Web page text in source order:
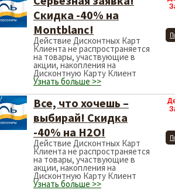
Скидка -40% на
Montblanc!
Действие Дисконтных Карт
Клиента не распространяется
на товары, участвующие в
акции, накопления на
Дисконтную Карту Клиент
Узнать больше >>
Все, что хочешь –
выбирай! Скидка
-40% на H2O!
Действие Дисконтных Карт
Клиента не распространяется
на товары, участвующие в
акции, накопления на
Дисконтную Карту Клиент
Узнать больше >>